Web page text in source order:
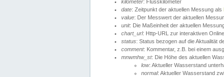
kilometer: Flusskilometer
date: Zeitpunkt der aktuellen Messung als
value: Der Messwert der aktuellen
unit: Die Maßeinheit der aktuellen
chart_url: Http-URL zur interaktiven
status: Status bezogen auf die Aktualität
comment: Kommentar, z.B. bei einem
mnwmhw_st: Die Höhe des aktuellen
low: Aktueller Wasserstand
normal: Aktueller Wasserstand